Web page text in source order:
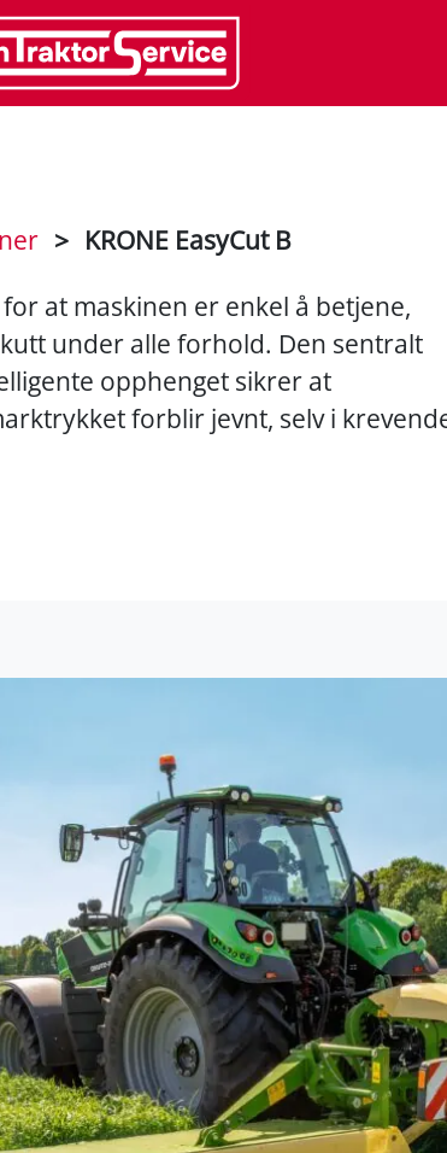
> KRONE EasyCut B
at maskinen er enkel å betjene,
under alle forhold. Den sentralt
opphenget sikrer at
forblir jevnt, selv i